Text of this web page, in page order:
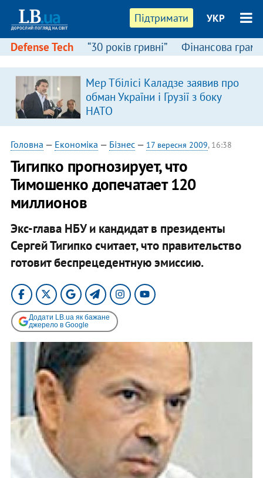
Підтримати УКР
Defense Tech “30 років гривні” Фінансова
Мер Тбілісі Каладзе заявив про
обман України і Грузії з боку
НАТО
Головна — Економіка — Бізнес— 17 вересня 2009, 16:38
Тигипко прогнозирует, что
Тимошенко допечатает 120
миллионов
Экс-глава НБУ и кандидат в президенты
Сергей Тигипко считает, что правительство
готовит беспрецедентную эмиссию.
Додати LB.ua як бажане
джерело в Google